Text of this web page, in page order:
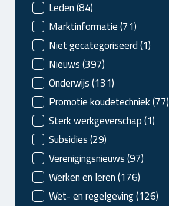
Leden(84)
Marktinformatie(71)
Niet gecategoriseerd(1)
Nieuws(397)
Onderwijs(131)
Promotie koudetechniek(77)
Sterk werkgeverschap(1)
Subsidies(29)
Verenigingsnieuws(97)
Werken en leren(176)
Wet- en regelgeving(126)